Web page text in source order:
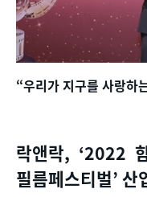
“우리가 지구를 사랑하
락앤락, ‘2022
필름페스티벌’ 산